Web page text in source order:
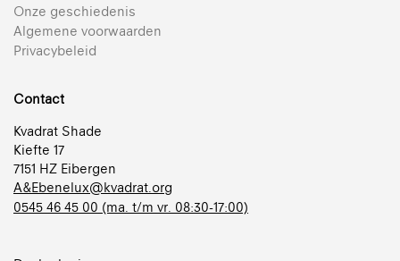
Onze geschiedenis
Algemene voorwaarden
Privacybeleid
Contact
Kvadrat Shade
Kiefte 17
7151 HZ Eibergen
A&Ebenelux@kvadrat.org
0545 46 45 00 (ma. t/m vr. 08:30-17:00)